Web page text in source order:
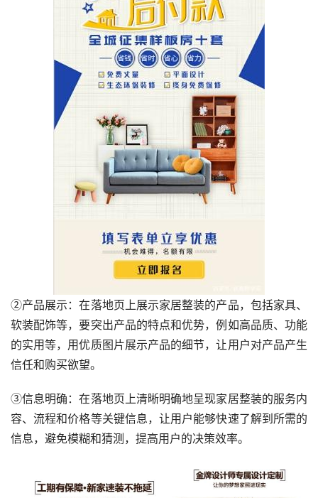
②产品展示：在落地页上展示家居整装的产品，包括家具、
软装配饰等，要突出产品的特点和优势，例如高品质、功能
的实用等，用优质图片展示产品的细节，让用户对产品产生
信任和购买欲望。
③信息明确：在落地页上清晰明确地呈现家居整装的服务内
容、流程和价格等关键信息，让用户能够快速了解到所需的
信息，避免模糊和猜测，提高用户的决策效率。